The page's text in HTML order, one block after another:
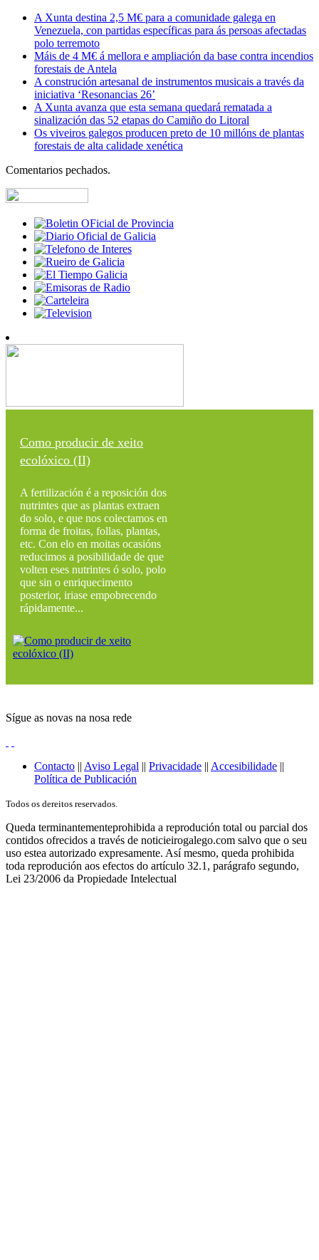
A Xunta destina 2,5 M€ para a comunidade galega en
Venezuela, con partidas específicas para ás persoas afectadas
polo terremoto
Máis de 4 M€ á mellora e ampliación da base contra incendios
forestais de Antela
A construción artesanal de instrumentos musicais a través da
iniciativa ‘Resonancias 26’
A Xunta avanza que esta semana quedará rematada a
sinalización das 52 etapas do Camiño do Litoral
Os viveiros galegos producen preto de 10 millóns de plantas
forestais de alta calidade xenética
Comentarios pechados.
Como producir de xeito
ecolóxico (II)
A fertilización é a reposición dos
nutrintes que as plantas extraen
do solo, e que nos colectamos en
forma de froitas, follas, plantas,
etc. Con elo en moitas ocasións
reducimos a posibilidade de que
volten eses nutrintes ó solo, polo
que sin o enriquecimento
posterior, iriase empobrecendo
rápidamente...
Sígue as novas na nosa rede
Contacto || Aviso Legal || Privacidade || Accesibilidade ||
Política de Publicación
Todos os dereitos reservados.
Queda terminantementeprohibida a reprodución total ou parcial dos
contidos ofrecidos a través de noticieirogalego.com salvo que o seu
uso estea autorizado expresamente. Así mesmo, queda prohibida
toda reprodución aos efectos do artículo 32.1, parágrafo segundo,
Lei 23/2006 da Propiedade Intelectual